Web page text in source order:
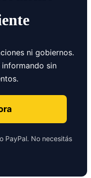
ni gobiernos.
sin
PayPal. No necesitás